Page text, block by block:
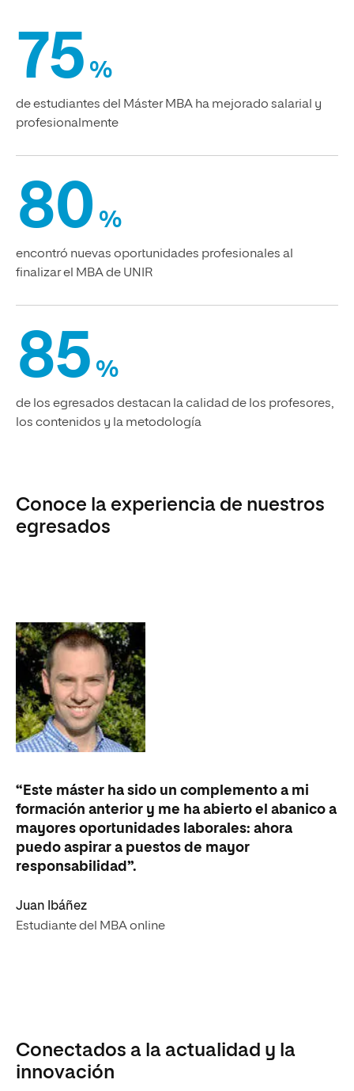
75 %
de estudiantes del Máster MBA ha mejorado salarial y
profesionalmente
80 %
encontró nuevas oportunidades profesionales al
finalizar el MBA de UNIR
85 %
de los egresados destacan la calidad de los profesores,
los contenidos y la metodología
Conoce la experiencia de nuestros
egresados
“Este máster ha sido un complemento a mi
formación anterior y me ha abierto el abanico a
mayores oportunidades laborales: ahora
puedo aspirar a puestos de mayor
responsabilidad”.
Juan Ibáñez
Estudiante del MBA online
Conectados a la actualidad y la
innovación